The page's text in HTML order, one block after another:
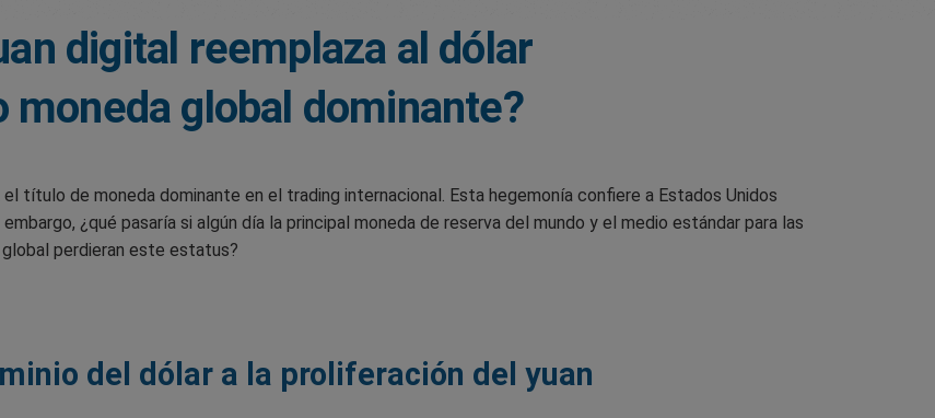
digital reemplaza al dólar
global dominante?
título de moneda dominante en el trading internacional. Esta hegemonía confiere a Estados Unidos
¿qué pasaría si algún día la principal moneda de reserva del mundo y el medio estándar para las
perdieran este estatus?
del dólar a la proliferación del yuan